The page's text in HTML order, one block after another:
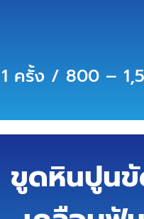
1 ครั้ง / 800 –
ขูดหินปูน